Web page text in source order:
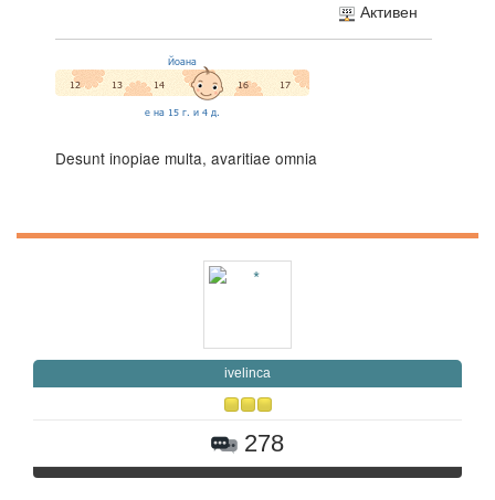
Активен
Desunt inopiae multa, avaritiae omnia
ivelinca
278